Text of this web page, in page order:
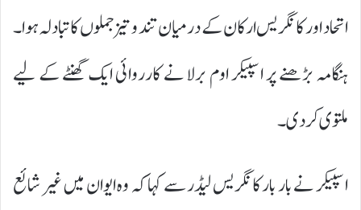
اتحاد اور کانگریس ارکان کے درمیان تند و تیز جملوں کا تبادلہ ہوا۔
ہنگامہ بڑھنے پر اسپیکر اوم برلا نے کارروائی ایک گھنٹے کے لیے
ملتوی کر دی۔
اسپیکر نے بار بار کانگریس لیڈر سے کہا کہ وہ ایوان میں غیر شائع